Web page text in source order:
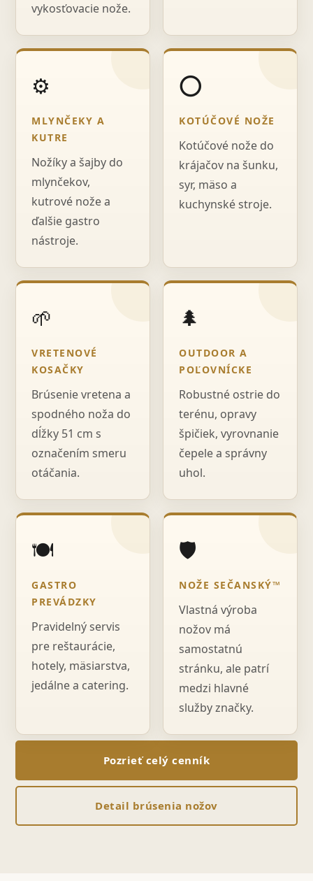
vykosťovacie nože.
⚙️
MLYNČEKY A
KUTRE
Nožíky a šajby do
mlynčekov,
kutrové nože a
ďalšie gastro
nástroje.
⭕
KOTÚČOVÉ NOŽE
Kotúčové nože do
krájačov na šunku,
syr, mäso a
kuchynské stroje.
🌱
VRETENOVÉ
KOSAČKY
Brúsenie vretena a
spodného noža do
dĺžky 51 cm s
označením smeru
otáčania.
🌲
OUTDOOR A
POĽOVNÍCKE
Robustné ostrie do
terénu, opravy
špičiek, vyrovnanie
čepele a správny
uhol.
🍽️
GASTRO
PREVÁDZKY
Pravidelný servis
pre reštaurácie,
hotely, mäsiarstva,
jedálne a catering.
🛡️
NOŽE SEČANSKÝ™
Vlastná výroba
nožov má
samostatnú
stránku, ale patrí
medzi hlavné
služby značky.
Pozrieť celý cenník
Detail brúsenia nožov